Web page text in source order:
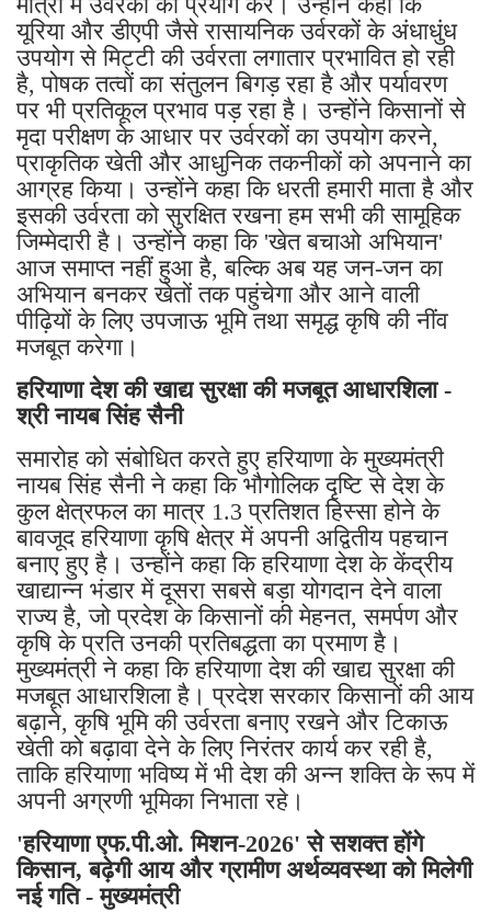
यूरिया और डीएपी जैसे रासायनिक उर्वरकों के अंधाधुंध
उपयोग से मिट्टी की उर्वरता लगातार प्रभावित हो रही
है, पोषक तत्वों का संतुलन बिगड़ रहा है और पर्यावरण
पर भी प्रतिकूल प्रभाव पड़ रहा है। उन्होंने किसानों से
मृदा परीक्षण के आधार पर उर्वरकों का उपयोग करने,
प्राकृतिक खेती और आधुनिक तकनीकों को अपनाने का
आग्रह किया। उन्होंने कहा कि धरती हमारी माता है और
इसकी उर्वरता को सुरक्षित रखना हम सभी की सामूहिक
जिम्मेदारी है। उन्होंने कहा कि 'खेत बचाओ अभियान'
आज समाप्त नहीं हुआ है, बल्कि अब यह जन-जन का
अभियान बनकर खेतों तक पहुंचेगा और आने वाली
पीढ़ियों के लिए उपजाऊ भूमि तथा समृद्ध कृषि की नींव
मजबूत करेगा।
हरियाणा देश की खाद्य सुरक्षा की मजबूत आधारशिला -
श्री नायब सिंह सैनी
समारोह को संबोधित करते हुए हरियाणा के मुख्यमंत्री
नायब सिंह सैनी ने कहा कि भौगोलिक दृष्टि से देश के
कुल क्षेत्रफल का मात्र 1.3 प्रतिशत हिस्सा होने के
बावजूद हरियाणा कृषि क्षेत्र में अपनी अद्वितीय पहचान
बनाए हुए है। उन्होंने कहा कि हरियाणा देश के केंद्रीय
खाद्यान्न भंडार में दूसरा सबसे बड़ा योगदान देने वाला
राज्य है, जो प्रदेश के किसानों की मेहनत, समर्पण और
कृषि के प्रति उनकी प्रतिबद्धता का प्रमाण है।
मुख्यमंत्री ने कहा कि हरियाणा देश की खाद्य सुरक्षा की
मजबूत आधारशिला है। प्रदेश सरकार किसानों की आय
बढ़ाने, कृषि भूमि की उर्वरता बनाए रखने और टिकाऊ
खेती को बढ़ावा देने के लिए निरंतर कार्य कर रही है,
ताकि हरियाणा भविष्य में भी देश की अन्न शक्ति के रूप में
अपनी अग्रणी भूमिका निभाता रहे।
'हरियाणा एफ.पी.ओ. मिशन-2026' से सशक्त होंगे
किसान, बढ़ेगी आय और ग्रामीण अर्थव्यवस्था को मिलेगी
नई गति - मुख्यमंत्री